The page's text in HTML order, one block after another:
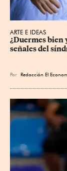
ARTE E IDEAS
¿Duermes bien
señales del
Por Redacción El